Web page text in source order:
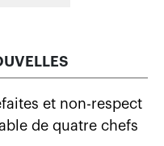
et non-respect
de quatre chefs